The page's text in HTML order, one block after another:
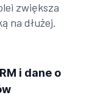
zwiększa
na dłużej.
i dane o